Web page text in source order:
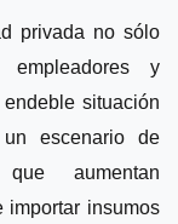
privada no sólo
y
situación
escenario de
aumentan
importar insumos